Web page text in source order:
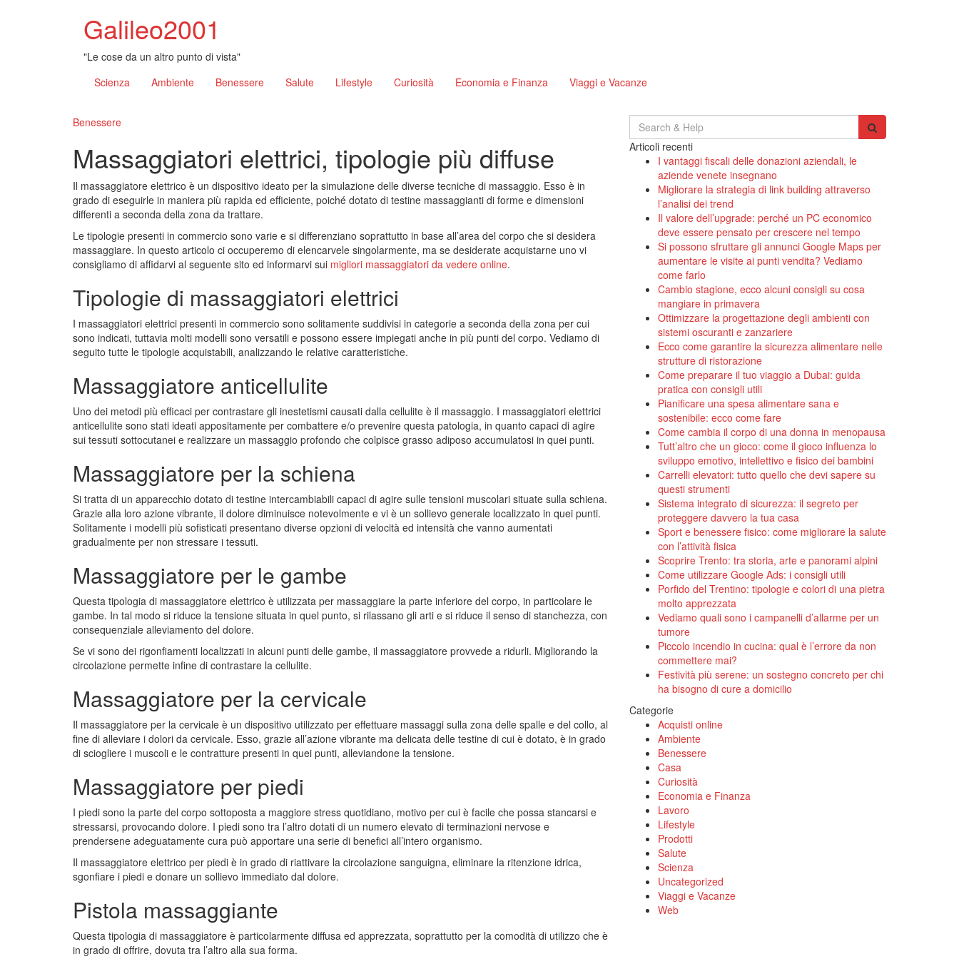
Galileo2001
"Le cose da un altro punto di vista"
Scienza
Ambiente Benessere Salute Lifestyle Curiosità Economia e Finanza Viaggi e Vacanze
Benessere
Massaggiatori elettrici, tipologie più diffuse
Il massaggiatore elettrico è un dispositivo ideato per la simulazione delle diverse tecniche di massaggio. Esso è in
grado di eseguirle in maniera più rapida ed efficiente, poiché dotato di testine massaggianti di forme e dimensioni
differenti a seconda della zona da trattare.
Le tipologie presenti in commercio sono varie e si differenziano soprattutto in base all’area del corpo che si desidera
massaggiare. In questo articolo ci occuperemo di elencarvele singolarmente, ma se desiderate acquistarne uno vi
consigliamo di affidarvi al seguente sito ed informarvi sui migliori massaggiatori da vedere online.
Tipologie di massaggiatori elettrici
I massaggiatori elettrici presenti in commercio sono solitamente suddivisi in categorie a seconda della zona per cui
sono indicati, tuttavia molti modelli sono versatili e possono essere impiegati anche in più punti del corpo. Vediamo di
seguito tutte le tipologie acquistabili, analizzando le relative caratteristiche.
Massaggiatore anticellulite
Uno dei metodi più efficaci per contrastare gli inestetismi causati dalla cellulite è il massaggio. I massaggiatori elettrici
anticellulite sono stati ideati appositamente per combattere e/o prevenire questa patologia, in quanto capaci di agire
sui tessuti sottocutanei e realizzare un massaggio profondo che colpisce grasso adiposo accumulatosi in quei punti.
Massaggiatore per la schiena
Si tratta di un apparecchio dotato di testine intercambiabili capaci di agire sulle tensioni muscolari situate sulla schiena.
Grazie alla loro azione vibrante, il dolore diminuisce notevolmente e vi è un sollievo generale localizzato in quei punti.
Solitamente i modelli più sofisticati presentano diverse opzioni di velocità ed intensità che vanno aumentati
gradualmente per non stressare i tessuti.
Massaggiatore per le gambe
Questa tipologia di massaggiatore elettrico è utilizzata per massaggiare la parte inferiore del corpo, in particolare le
gambe. In tal modo si riduce la tensione situata in quel punto, si rilassano gli arti e si riduce il senso di stanchezza, con
consequenziale alleviamento del dolore.
Se vi sono dei rigonfiamenti localizzati in alcuni punti delle gambe, il massaggiatore provvede a ridurli. Migliorando la
circolazione permette infine di contrastare la cellulite.
Massaggiatore per la cervicale
Il massaggiatore per la cervicale è un dispositivo utilizzato per effettuare massaggi sulla zona delle spalle e del collo, al
fine di alleviare i dolori da cervicale. Esso, grazie all’azione vibrante ma delicata delle testine di cui è dotato, è in grado
di sciogliere i muscoli e le contratture presenti in quei punti, alleviandone la tensione.
Massaggiatore per piedi
I piedi sono la parte del corpo sottoposta a maggiore stress quotidiano, motivo per cui è facile che possa stancarsi e
stressarsi, provocando dolore. I piedi sono tra l’altro dotati di un numero elevato di terminazioni nervose e
prendersene adeguatamente cura può apportare una serie di benefici all’intero organismo.
Il massaggiatore elettrico per piedi è in grado di riattivare la circolazione sanguigna, eliminare la ritenzione idrica,
sgonfiare i piedi e donare un sollievo immediato dal dolore.
Pistola massaggiante
Questa tipologia di massaggiatore è particolarmente diffusa ed apprezzata, soprattutto per la comodità di utilizzo che è
in grado di offrire, dovuta tra l’altro alla sua forma.
Search
for:
Articoli recenti
I vantaggi fiscali delle donazioni aziendali, le
aziende venete insegnano
Migliorare la strategia di link building attraverso
l’analisi dei trend
Il valore dell’upgrade: perché un PC economico
deve essere pensato per crescere nel tempo
Si possono sfruttare gli annunci Google Maps per
aumentare le visite ai punti vendita? Vediamo
come farlo
Cambio stagione, ecco alcuni consigli su cosa
mangiare in primavera
Ottimizzare la progettazione degli ambienti con
sistemi oscuranti e zanzariere
Ecco come garantire la sicurezza alimentare nelle
strutture di ristorazione
Come preparare il tuo viaggio a Dubai: guida
pratica con consigli utili
Pianificare una spesa alimentare sana e
sostenibile: ecco come fare
Come cambia il corpo di una donna in menopausa
Tutt’altro che un gioco: come il gioco influenza lo
sviluppo emotivo, intellettivo e fisico dei bambini
Carrelli elevatori: tutto quello che devi sapere su
questi strumenti
Sistema integrato di sicurezza: il segreto per
proteggere davvero la tua casa
Sport e benessere fisico: come migliorare la salute
con l’attività fisica
Scoprire Trento: tra storia, arte e panorami alpini
Come utilizzare Google Ads: i consigli utili
Porfido del Trentino: tipologie e colori di una pietra
molto apprezzata
Vediamo quali sono i campanelli d’allarme per un
tumore
Piccolo incendio in cucina: qual è l’errore da non
commettere mai?
Festività più serene: un sostegno concreto per chi
ha bisogno di cure a domicilio
Categorie
Acquisti online
Ambiente
Benessere
Casa
Curiosità
Economia e Finanza
Lavoro
Lifestyle
Prodotti
Salute
Scienza
Uncategorized
Viaggi e Vacanze
Web